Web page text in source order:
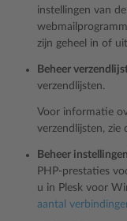
instellingen van
zijn geheel in of
Beheer
verzendlijsten.
Voor informatie
verzendlijsten, zie
Beheer
PHP-prestaties
u in Plesk voor
aantal